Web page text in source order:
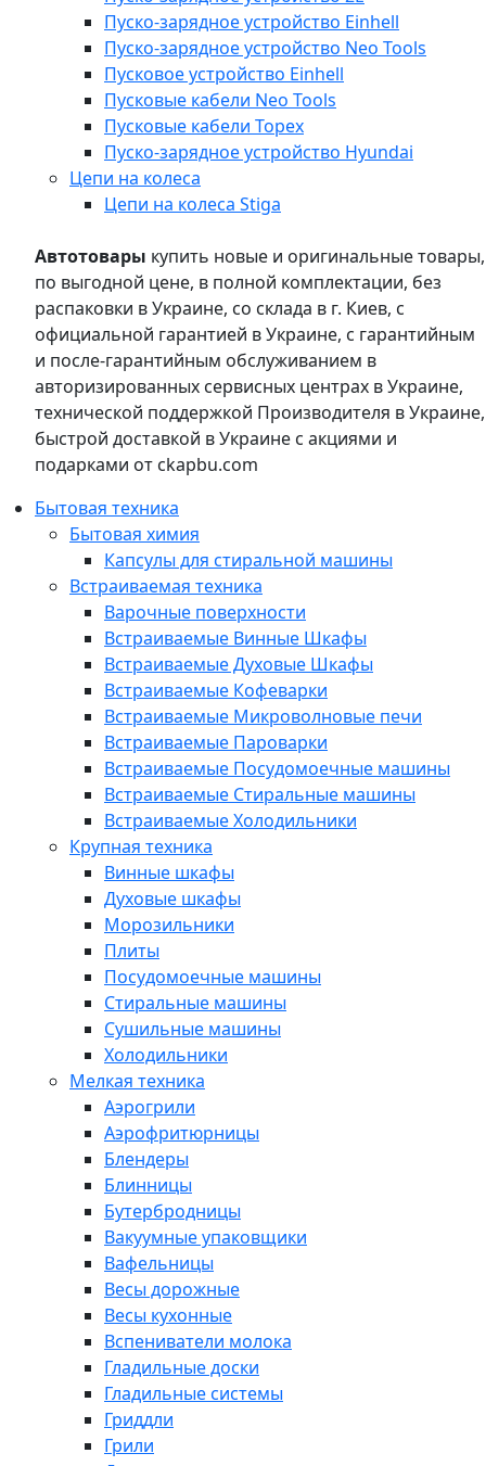
Пуско-зарядное устройство Einhell
Пуско-зарядное устройство Neo Tools
Пусковое устройство Einhell
Пусковые кабели Neo Tools
Пусковые кабели Topex
Пуско-зарядное устройство Hyundai
Цепи на колеса
Цепи на колеса Stiga
Автотовары купить новые и оригинальные товары,
по выгодной цене, в полной комплектации, без
распаковки в Украине, со склада в г. Киев, с
официальной гарантией в Украине, с гарантийным
и после-гарантийным обслуживанием в
авторизированных сервисных центрах в Украине,
технической поддержкой Производителя в Украине,
быстрой доставкой в Украине с акциями и
подарками от ckapbu.com
Бытовая техника
Бытовая химия
Капсулы для стиральной машины
Встраиваемая техника
Варочные поверхности
Встраиваемые Винные Шкафы
Встраиваемые Духовые Шкафы
Встраиваемые Кофеварки
Встраиваемые Микроволновые печи
Встраиваемые Пароварки
Встраиваемые Посудомоечные машины
Встраиваемые Стиральные машины
Встраиваемые Холодильники
Крупная техника
Винные шкафы
Духовые шкафы
Морозильники
Плиты
Посудомоечные машины
Стиральные машины
Сушильные машины
Холодильники
Мелкая техника
Аэрогрили
Аэрофритюрницы
Блендеры
Блинницы
Бутербродницы
Вакуумные упаковщики
Вафельницы
Весы дорожные
Весы кухонные
Вспениватели молока
Гладильные доски
Гладильные системы
Гриддли
Грили